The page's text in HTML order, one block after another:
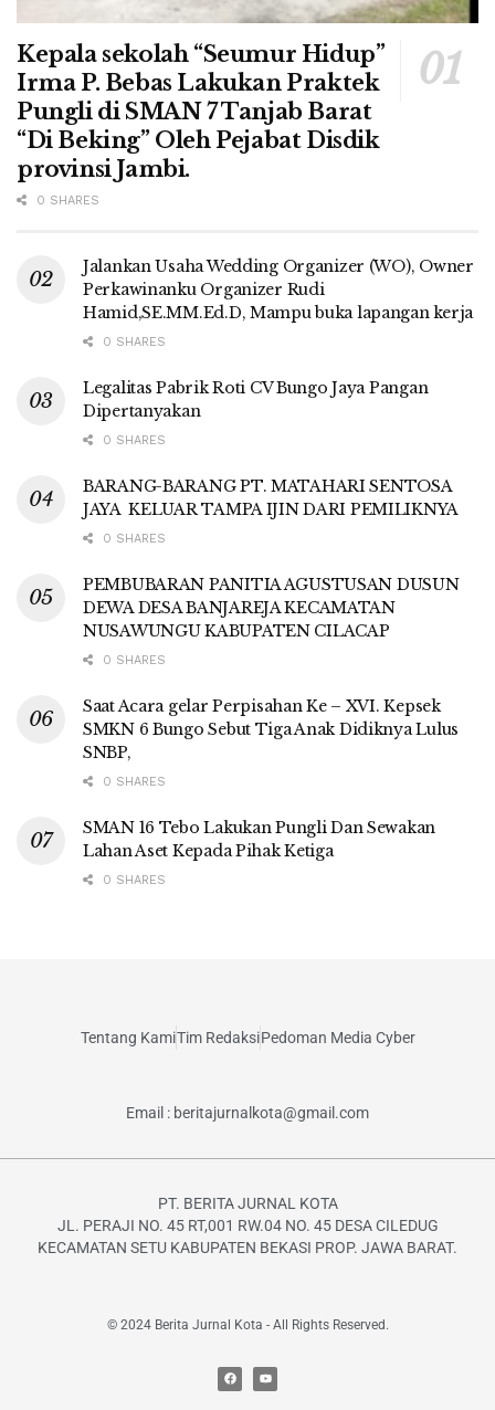
Kepala sekolah “Seumur Hidup”
Irma P. Bebas Lakukan Praktek
Pungli di SMAN 7 Tanjab Barat
“Di Beking” Oleh Pejabat Disdik
provinsi Jambi.
0 SHARES
Jalankan Usaha Wedding Organizer (WO), Owner
Perkawinanku Organizer Rudi
Hamid,SE.MM.Ed.D, Mampu buka lapangan kerja
0 SHARES
Legalitas Pabrik Roti CV Bungo Jaya Pangan
Dipertanyakan
0 SHARES
BARANG-BARANG PT. MATAHARI SENTOSA
JAYA KELUAR TAMPA IJIN DARI PEMILIKNYA
0 SHARES
PEMBUBARAN PANITIA AGUSTUSAN DUSUN
DEWA DESA BANJAREJA KECAMATAN
NUSAWUNGU KABUPATEN CILACAP
0 SHARES
Saat Acara gelar Perpisahan Ke – XVI. Kepsek
SMKN 6 Bungo Sebut Tiga Anak Didiknya Lulus
SNBP,
0 SHARES
SMAN 16 Tebo Lakukan Pungli Dan Sewakan
Lahan Aset Kepada Pihak Ketiga
0 SHARES
Tentang KamiTim RedaksiPedoman Media Cyber
Email : beritajurnalkota@gmail.com
PT. BERITA JURNAL KOTA
JL. PERAJI NO. 45 RT,001 RW.04 NO. 45 DESA CILEDUG
KECAMATAN SETU KABUPATEN BEKASI PROP. JAWA BARAT.
© 2024 Berita Jurnal Kota - All Rights Reserved.